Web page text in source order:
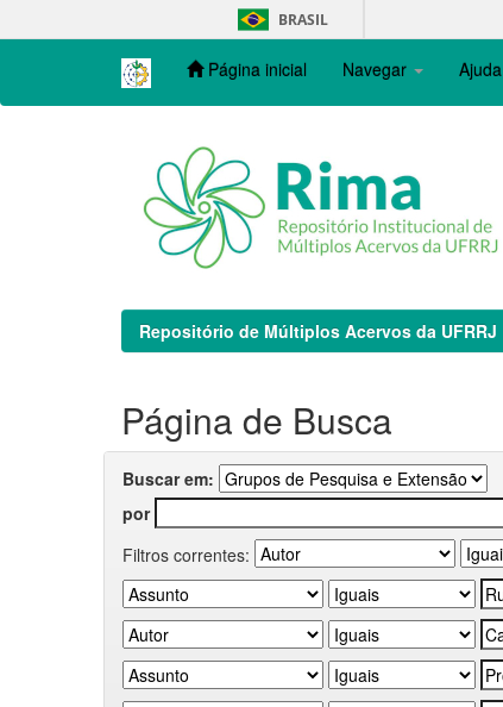
navigation
BRASIL
Página inicial Navegar Ajuda
Repositório de Múltiplos Acervos da UFRRJ
Página de Busca
Buscar em:
por
Filtros correntes: